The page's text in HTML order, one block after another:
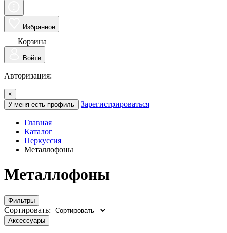
Избранное
Корзина
Войти
Авторизация:
×
У меня есть профиль
Зарегистрироваться
Главная
Каталог
Перкуссия
Металлофоны
Металлофоны
Фильтры
Сортировать:
Аксессуары